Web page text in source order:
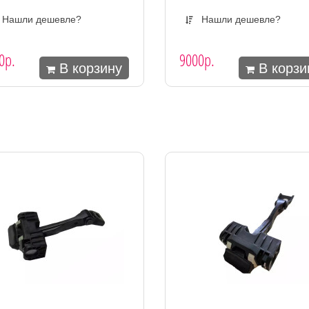
дешевле?
В корзину
Нашли дешевле?
9000р. В